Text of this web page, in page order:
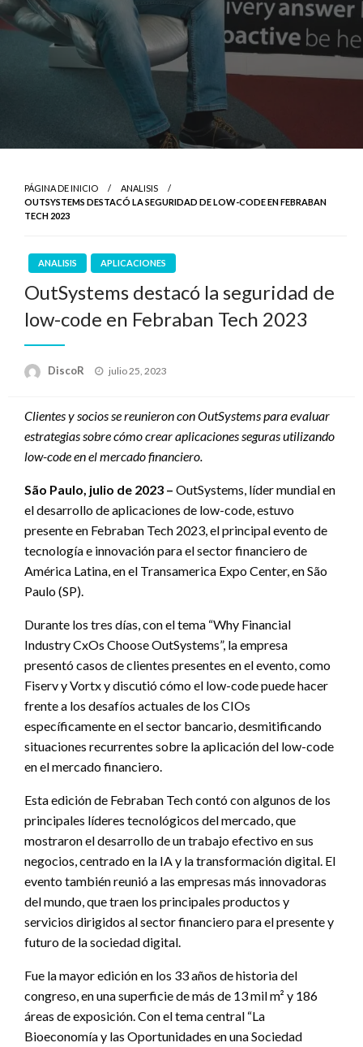
PÁGINA DE INICIO
ANALISIS
OUTSYSTEMS DESTACÓ LA SEGURIDAD DE LOW-CODE EN FEBRABAN
TECH 2023
ANALISIS APLICACIONES
OutSystems destacó la seguridad de
low-code en Febraban Tech 2023
DiscoR
Publicado
julio 25, 2023
Clientes y socios se reunieron con OutSystems para evaluar
estrategias sobre cómo crear aplicaciones seguras utilizando
low-code en el mercado financiero.
São Paulo, julio de 2023 – OutSystems, líder mundial en
el desarrollo de aplicaciones de low-code, estuvo
presente en Febraban Tech 2023, el principal evento de
tecnología e innovación para el sector financiero de
América Latina, en el Transamerica Expo Center, en São
Paulo (SP).
Durante los tres días, con el tema “Why Financial
Industry CxOs Choose OutSystems”, la empresa
presentó casos de clientes presentes en el evento, como
Fiserv y Vortx y discutió cómo el low-code puede hacer
frente a los desafíos actuales de los CIOs
específicamente en el sector bancario, desmitificando
situaciones recurrentes sobre la aplicación del low-code
en el mercado financiero.
Esta edición de Febraban Tech contó con algunos de los
principales líderes tecnológicos del mercado, que
mostraron el desarrollo de un trabajo efectivo en sus
negocios, centrado en la IA y la transformación digital. El
evento también reunió a las empresas más innovadoras
del mundo, que traen los principales productos y
servicios dirigidos al sector financiero para el presente y
futuro de la sociedad digital.
Fue la mayor edición en los 33 años de historia del
congreso, en una superficie de más de 13 mil m² y 186
áreas de exposición. Con el tema central “La
Bioeconomía y las Oportunidades en una Sociedad